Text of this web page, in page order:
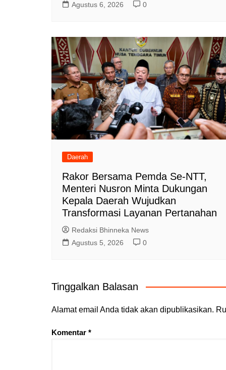
Agustus 6, 2026
0
Daerah
Rakor Bersama Pemda Se-NTT,
Menteri Nusron Minta Dukungan
Kepala Daerah Wujudkan
Transformasi Layanan Pertanahan
Redaksi Bhinneka News
Agustus 5, 2026
0
Tinggalkan Balasan
Alamat email Anda tidak akan dipublikasikan.
Komentar *